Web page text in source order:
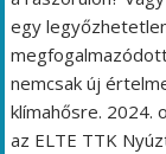
egy
nemcsak új
klímahősre. 2024.
az ELTE TTK